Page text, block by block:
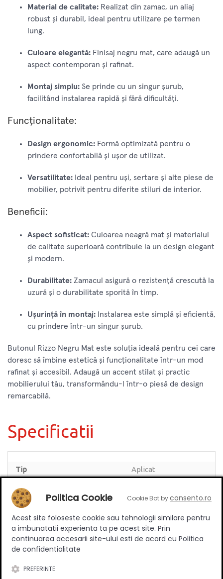
Material de calitate: Realizat din zamac, un aliaj
robust și durabil, ideal pentru utilizare pe termen
lung.
Culoare elegantă: Finisaj negru mat, care adaugă un
aspect contemporan și rafinat.
Montaj simplu: Se prinde cu un singur șurub,
facilitând instalarea rapidă și fără dificultăți.
Funcționalitate:
Design ergonomic: Formă optimizată pentru o
prindere confortabilă și ușor de utilizat.
Versatilitate: Ideal pentru uși, sertare și alte piese de
mobilier, potrivit pentru diferite stiluri de interior.
Beneficii:
Aspect sofisticat: Culoarea neagră mat și materialul
de calitate superioară contribuie la un design elegant
și modern.
Durabilitate: Zamacul asigură o rezistență crescută la
uzură și o durabilitate sporită în timp.
Ușurință în montaj: Instalarea este simplă și eficientă,
cu prindere într-un singur șurub.
Butonul Rizzo Negru Mat este soluția ideală pentru cei care
doresc să îmbine estetică și funcționalitate într-un mod
rafinat și accesibil. Adaugă un accent stilat și practic
mobilierului tău, transformându-l într-o piesă de design
remarcabilă.
Specificatii
Tip
Aplicat
Stil
Modern
Material
Zamac
Culoare
Negru mat
Politica Cookie Cookie Bot byconsento.ro
Acest site foloseste cookie sau tehnologii similare pentru
a imbunatatii experienta ta pe acest site. Prin
continuarea accesarii site-ului esti de acord cu Politica
de confidentialitate
PREFERINTE